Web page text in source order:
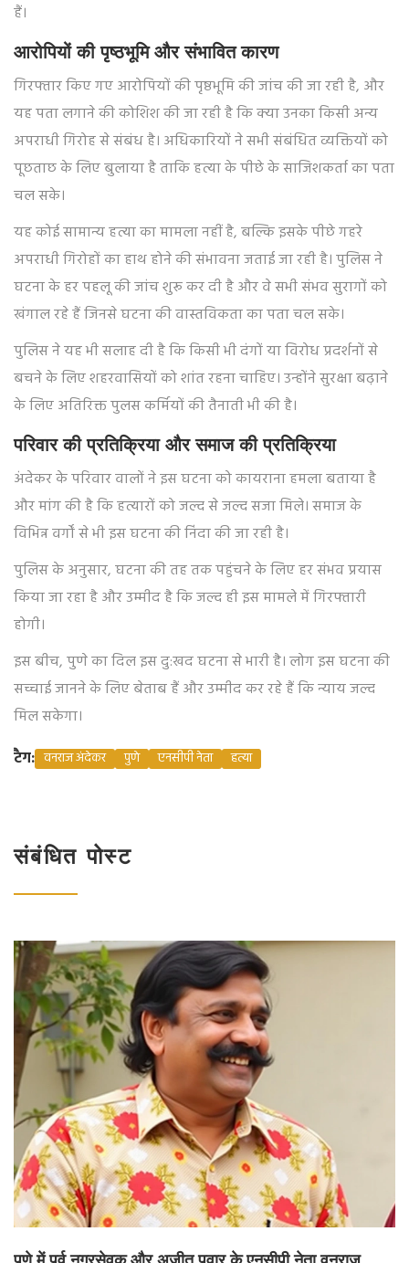
हैं।
आरोपियों की पृष्ठभूमि और संभावित कारण
गिरफ्तार किए गए आरोपियों की पृष्ठभूमि की जांच की जा रही है, और
यह पता लगाने की कोशिश की जा रही है कि क्या उनका किसी अन्य
अपराधी गिरोह से संबंध है। अधिकारियों ने सभी संबंधित व्यक्तियों को
पूछताछ के लिए बुलाया है ताकि हत्या के पीछे के साजिशकर्ता का पता
चल सके।
यह कोई सामान्य हत्या का मामला नहीं है, बल्कि इसके पीछे गहरे
अपराधी गिरोहों का हाथ होने की संभावना जताई जा रही है। पुलिस ने
घटना के हर पहलू की जांच शुरू कर दी है और वे सभी संभव सुरागों को
खंगाल रहे हैं जिनसे घटना की वास्तविकता का पता चल सके।
पुलिस ने यह भी सलाह दी है कि किसी भी दंगों या विरोध प्रदर्शनों से
बचने के लिए शहरवासियों को शांत रहना चाहिए। उन्होंने सुरक्षा बढ़ाने
के लिए अतिरिक्त पुलस कर्मियों की तैनाती भी की है।
परिवार की प्रतिक्रिया और समाज की प्रतिक्रिया
अंदेकर के परिवार वालों ने इस घटना को कायराना हमला बताया है
और मांग की है कि हत्यारों को जल्द से जल्द सजा मिले। समाज के
विभिन्न वर्गों से भी इस घटना की निंदा की जा रही है।
पुलिस के अनुसार, घटना की तह तक पहुंचने के लिए हर संभव प्रयास
किया जा रहा है और उम्मीद है कि जल्द ही इस मामले में गिरफ्तारी
होगी।
इस बीच, पुणे का दिल इस दु:खद घटना से भारी है। लोग इस घटना की
सच्चाई जानने के लिए बेताब हैं और उम्मीद कर रहे हैं कि न्याय जल्द
मिल सकेगा।
टैग: वनराज अंदेकर पुणे एनसीपी नेता हत्या
संबंधित पोस्ट